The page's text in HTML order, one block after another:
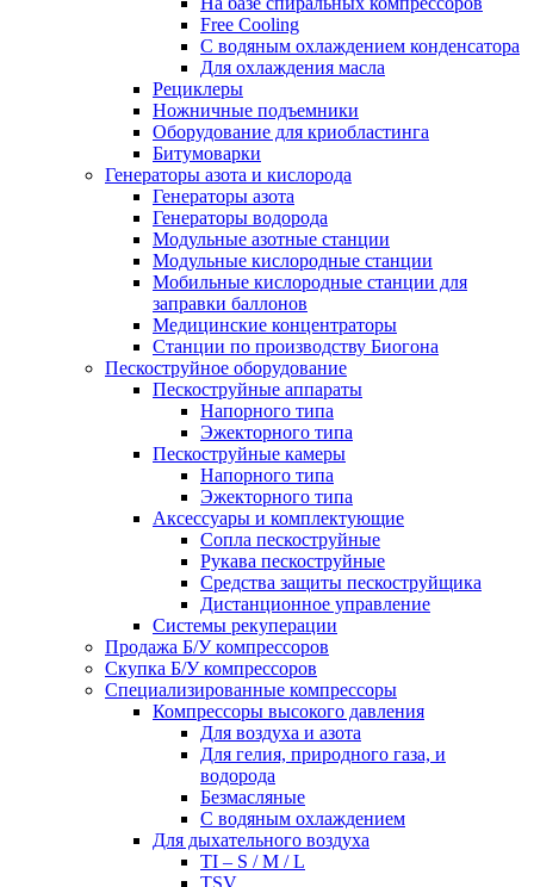
Free Cooling
С водяным охлаждением конденсатора
Для охлаждения масла
Рециклеры
Ножничные подъемники
Оборудование для криобластинга
Битумоварки
Генераторы азота и кислорода
Генераторы азота
Генераторы водорода
Модульные азотные станции
Модульные кислородные станции
Мобильные кислородные станции для
заправки баллонов
Медицинские концентраторы
Станции по производству Биогона
Пескоструйное оборудование
Пескоструйные аппараты
Напорного типа
Эжекторного типа
Пескоструйные камеры
Напорного типа
Эжекторного типа
Аксессуары и комплектующие
Сопла пескоструйные
Рукава пескоструйные
Средства защиты пескоструйщика
Дистанционное управление
Системы рекуперации
Продажа Б/У компрессоров
Скупка Б/У компрессоров
Специализированные компрессоры
Компрессоры высокого давления
Для воздуха и азота
Для гелия, природного газа, и
водорода
Безмасляные
С водяным охлаждением
Для дыхательного воздуха
TI – S / M / L
TSV